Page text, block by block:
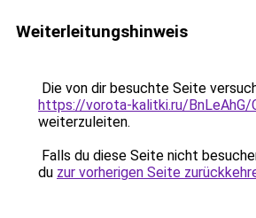
Weiterleitungshinweis
Die von dir besuchte Seite
https://vorota-kalitki.ru/BnLeAhG/
weiterzuleiten.
Falls du diese Seite nicht
du zur vorherigen Seite